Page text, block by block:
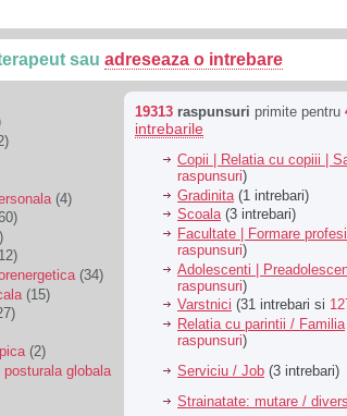
sau adreseaza o intrebare
(4)
(34)
(15)
(2)
posturala globala
19313 raspunsuri primite pentru
intrebarile
Copii | Relatia cu copiii |
raspunsuri)
Gradinita (1 intrebari)
Scoala(3 intrebari)
Facultate | Formare
raspunsuri)
Adolescenti |
raspunsuri)
Varstnici (31 intrebari si
Relatia cu parintii / Familia
raspunsuri)
Serviciu / Job (3 intrebari)
Strainatate: mutare /